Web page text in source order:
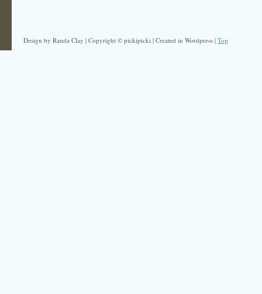
Design by Randa Clay | Copyright © pickipicki | Created in Wordpress | Top